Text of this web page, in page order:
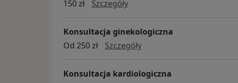
150 zł
SzczegółyECHO serca
Konsultacja ginekologiczna
Od 250 zł
Szczegółykonsultacja ginekologiczna
Konsultacja kardiologiczna